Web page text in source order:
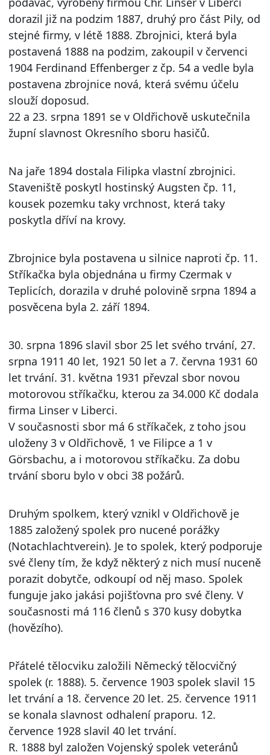
dorazil již na podzim 1887, druhý pro část Pily, od
stejné firmy, v létě 1888. Zbrojnici, která byla
postavená 1888 na podzim, zakoupil v červenci
1904 Ferdinand Effenberger z čp. 54 a vedle byla
postavena zbrojnice nová, která svému účelu
slouží doposud.
22 a 23. srpna 1891 se v Oldřichově uskutečnila
župní slavnost Okresního sboru hasičů.
Na jaře 1894 dostala Filipka vlastní zbrojnici.
Staveniště poskytl hostinský Augsten čp. 11,
kousek pozemku taky vrchnost, která taky
poskytla dříví na krovy.
Zbrojnice byla postavena u silnice naproti čp. 11.
Stříkačka byla objednána u firmy Czermak v
Teplicích, dorazila v druhé polovině srpna 1894 a
posvěcena byla 2. září 1894.
30. srpna 1896 slavil sbor 25 let svého trvání, 27.
srpna 1911 40 let, 1921 50 let a 7. června 1931 60
let trvání. 31. května 1931 převzal sbor novou
motorovou stříkačku, kterou za 34.000 Kč dodala
firma Linser v Liberci.
V současnosti sbor má 6 stříkaček, z toho jsou
uloženy 3 v Oldřichově, 1 ve Filipce a 1 v
Görsbachu, a i motorovou stříkačku. Za dobu
trvání sboru bylo v obci 38 požárů.
Druhým spolkem, který vznikl v Oldřichově je
1885 založený spolek pro nucené porážky
(Notachlachtverein). Je to spolek, který podporuje
své členy tím, že když některý z nich musí nuceně
porazit dobytče, odkoupí od něj maso. Spolek
funguje jako jakási pojišťovna pro své členy. V
současnosti má 116 členů s 370 kusy dobytka
(hovězího).
Přátelé tělocviku založili Německý tělocvičný
spolek (r. 1888). 5. července 1903 spolek slavil 15
let trvání a 18. července 20 let. 25. července 1911
se konala slavnost odhalení praporu. 12.
července 1928 slavil 40 let trvání.
R. 1888 byl založen Vojenský spolek veteránů